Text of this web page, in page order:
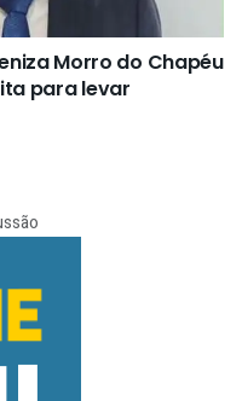
Morro do Chapéu
para levar